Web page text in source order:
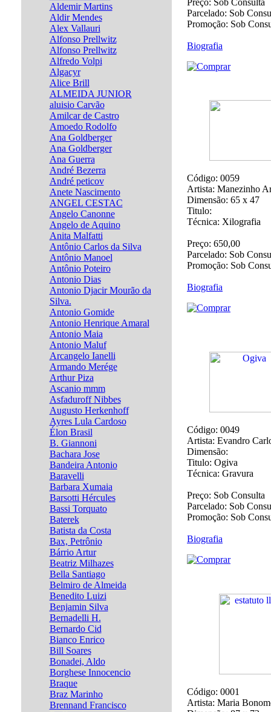
Aldemir Martins
Aldir Mendes
Alex Vallauri
Alfonso Prellwitz
Alfonso Prellwitz
Alfredo Volpi
Algacyr
Alice Brill
ALMEIDA JUNIOR
aluisio Carvão
Amilcar de Castro
Amoedo Rodolfo
Ana Goldberger
Ana Goldberger
Ana Guerra
André Bezerra
André peticov
Anete Nascimento
ANGEL CESTAC
Angelo Canonne
Angelo de Aquino
Anita Malfatti
Antônio Carlos da Silva
Antônio Manoel
Antônio Poteiro
Antonio Dias
Antonio Djacir Mourão da
Silva.
Antonio Gomide
Antonio Henrique Amaral
Antonio Maia
Antonio Maluf
Arcangelo Ianelli
Armando Merége
Arthur Piza
Ascanio mmm
Asfaduroff Nibbes
Augusto Herkenhoff
Ayres Lula Cardoso
Élon Brasil
B. Giannoni
Bachara Jose
Bandeira Antonio
Baravelli
Barbara Xumaia
Barsotti Hércules
Bassi Torquato
Baterek
Batista da Costa
Bax, Petrônio
Bárrio Artur
Beatriz Milhazes
Bella Santiago
Belmiro de Almeida
Benedito Luizi
Benjamin Silva
Bernadelli H.
Bernardo Cid
Bianco Enrico
Bill Soares
Bonadei, Aldo
Borghese Innocencio
Braque
Braz Marinho
Brennand Francisco
Preço: Sob Consulta
Parcelado: Sob
Promoção: Sob
Biografia
Código: 0059
Artista: Manezinho
Dimensão: 65 x 47
Titulo:
Técnica: Xilografia
Preço: 650,00
Parcelado: Sob
Promoção: Sob
Biografia
Código: 0049
Artista: Evandro
Dimensão:
Titulo: Ogiva
Técnica: Gravura
Preço: Sob Consulta
Parcelado: Sob
Promoção: Sob
Biografia
Código: 0001
Artista: Maria